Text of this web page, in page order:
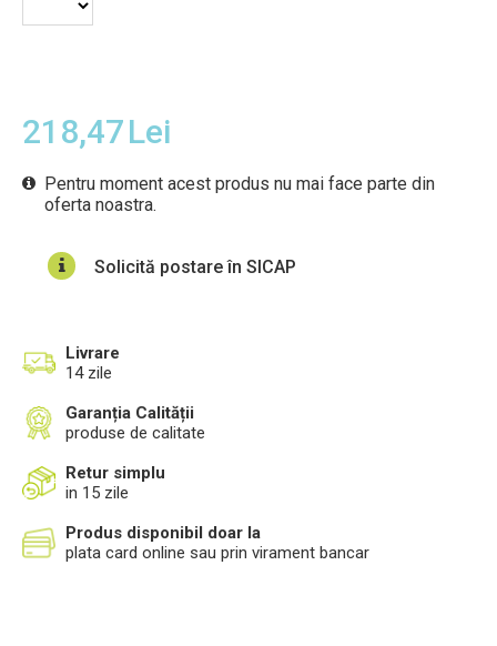
218,47Lei
Pentru moment acest produs nu mai face parte din
oferta noastra.
Solicită postare în SICAP
Livrare
14 zile
Garanția Calității
produse de calitate
Retur simplu
in 15 zile
Produs disponibil doar la
plata card online sau prin virament bancar